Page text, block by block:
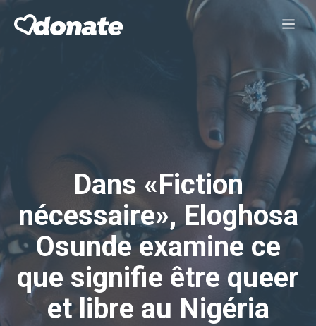
Dans «Fiction
nécessaire», Eloghosa
Osunde examine ce
que signifie être queer
et libre au Nigéria